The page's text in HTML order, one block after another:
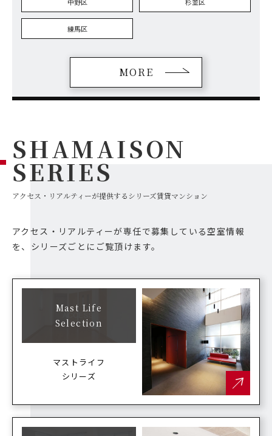
練馬区
MORE
SHAMAISON
SERIES
アクセス・リアルティーが提供するシリーズ賃貸マンション
アクセス・リアルティーが専任で募集している空室情報
を、シリーズごとにご覧頂けます。
Mast Life
Selection
マストライフ
シリーズ